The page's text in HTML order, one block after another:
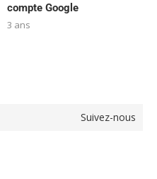
compte Google
3 ans
Suivez-nous